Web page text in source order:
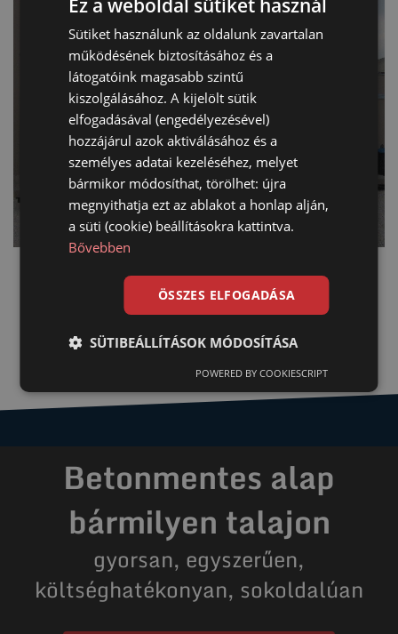
Betonmentes alap
bármilyen talajon
gyorsan, egyszerűen,
költséghatékonyan, sokoldalúan
Sütiket használunk az oldalunk zavartalan
működésének biztosításához és a
látogatóink magasabb szintű
kiszolgálásához. A kijelölt sütik
elfogadásával (engedélyezésével)
hozzájárul azok aktiválásához és a
személyes adatai kezeléséhez, melyet
bármikor módosíthat, törölhet: újra
megnyithatja ezt az ablakot a honlap alján,
a süti (cookie) beállításokra kattintva.
Bővebben
ÖSSZES ELFOGADÁSA
SÜTIBEÁLLÍTÁSOK MÓDOSÍTÁSA
POWERED BY COOKIESCRIPT